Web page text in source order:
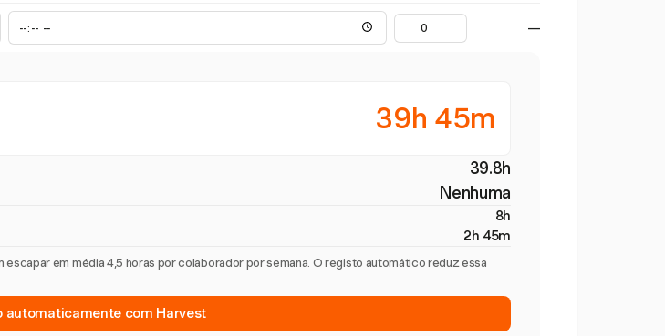
—
39h 45m
39.8h
Nenhuma
8h
2h 45m
em média 4,5 horas por colaborador por semana. O registo automático reduz essa
automaticamente com Harvest